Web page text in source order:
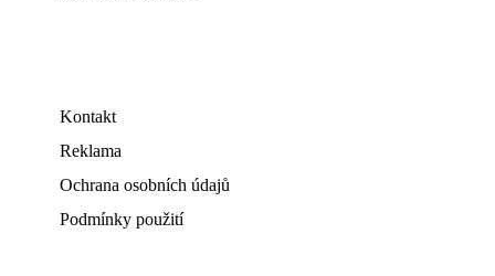
Kontakt
Reklama
Ochrana osobních údajů
Podmínky použití